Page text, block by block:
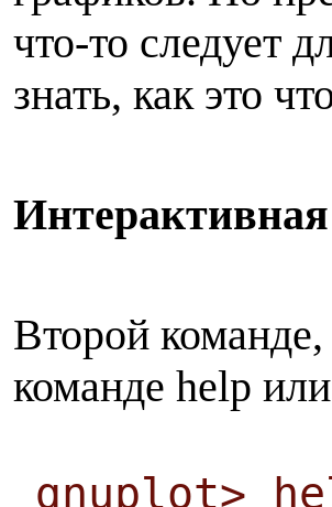
что-то следует
знать, как это
Интерактивная
Второй команде,
команде help
gnuplot>